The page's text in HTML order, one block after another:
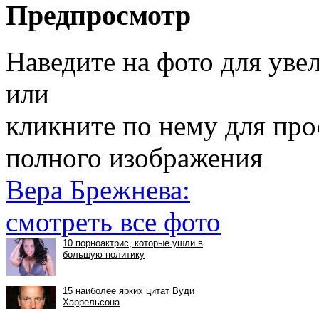
Предпросмотр
Наведите на фото для
или
кликните по нему для
полного изображения
Вера Брежнева:
смотреть все фото